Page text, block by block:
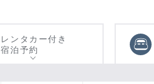
レンタカー付き
宿泊予約